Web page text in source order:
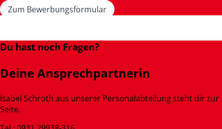
Zum Bewerbungsformular
Du hast noch Fragen?
Deine Ansprechpartnerin
Isabel Schroth aus unserer Personalabteilung steht dir zur
Seite.